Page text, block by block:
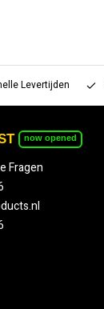
Levertijden
now opened
Fragen